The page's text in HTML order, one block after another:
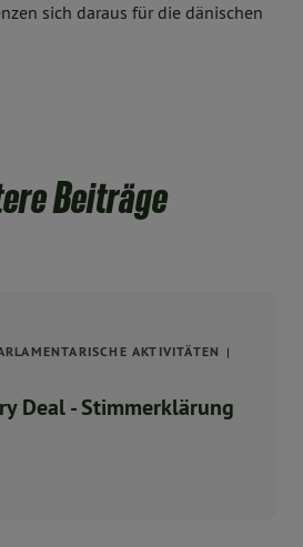
sich daraus für die dänischen
Beiträge
AKTIVITÄTEN
Deal - Stimmerklärung